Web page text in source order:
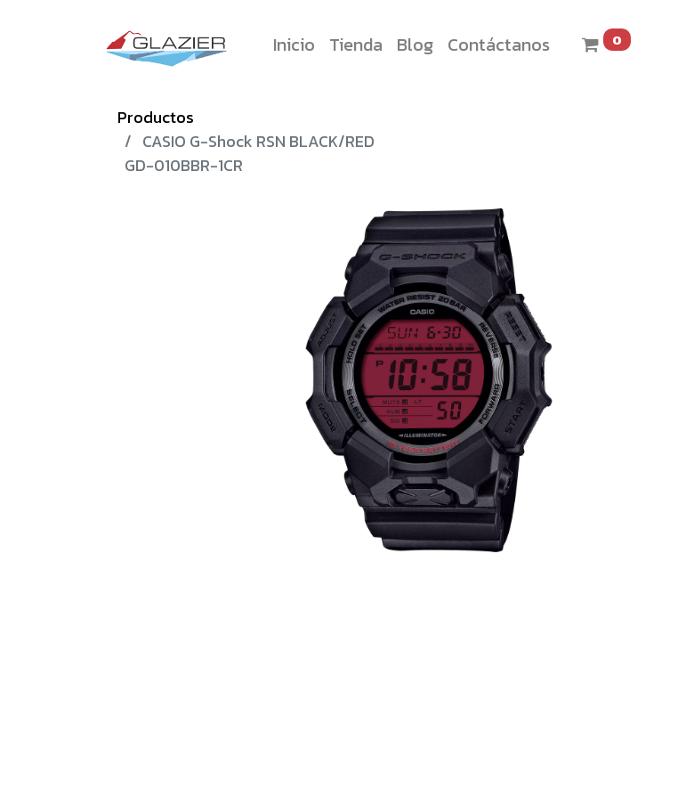
Inicio Tienda Blog Contáctanos 0
Productos
CASIO G-Shock RSN BLACK/RED
GD-010BBR-1CR